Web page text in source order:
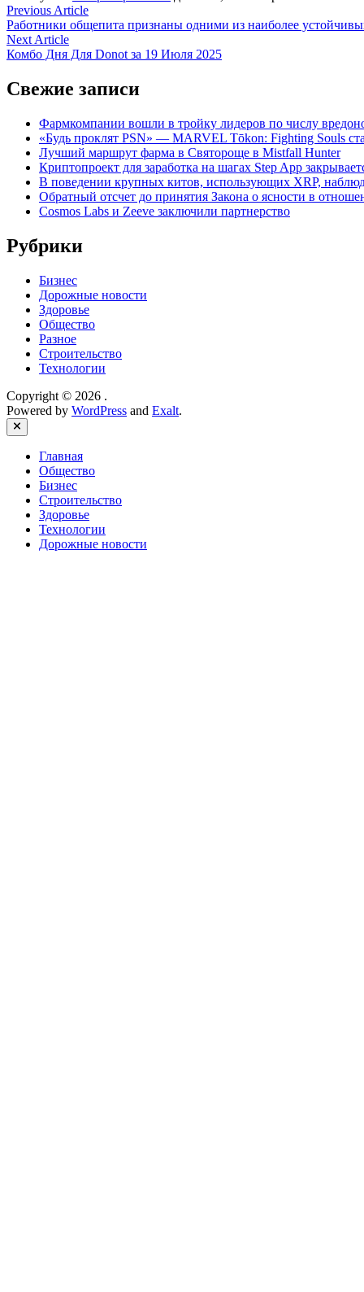
Навигация
по
записям
Previous ArticlePrevious
article:
Работники общепита признаны одними из наиболее
Next ArticleNext
article:
Комбо Дня Для Donot за 19 Июля 2025
Свежие записи
Фармкомпании вошли в тройку лидеров по числу
«Будь проклят PSN» — MARVEL Tōkon: Fighting Souls
Лучший маршрут фарма в Святороще в Mistfall Hunter
Криптопроект для заработка на шагах Step App
В поведении крупных китов, использующих XRP,
Обратный отсчет до принятия Закона о ясности в
Cosmos Labs и Zeeve заключили партнерство
Рубрики
Бизнес
Дорожные новости
Здоровье
Общество
Разное
Строительство
Технологии
Copyright © 2026 .
Powered by WordPress and Exalt.
Close
Главная
Общество
Бизнес
Строительство
Здоровье
Технологии
Дорожные новости